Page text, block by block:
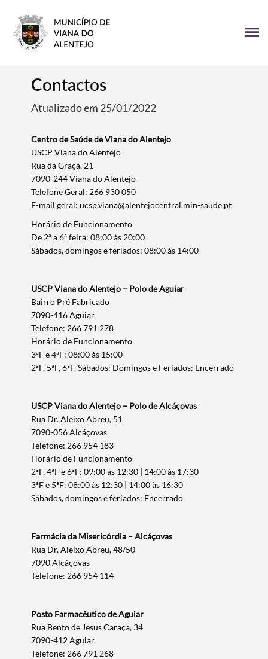
Termo de Pesquisa
Contactos
Atualizado em 25/01/2022
Centro de Saúde de Viana do Alentejo
USCP Viana do Alentejo
Rua da Graça, 21
7090-244 Viana do Alentejo
Telefone Geral: 266 930 050
E-mail geral: ucsp.viana@alentejocentral.min-saude.pt
Horário de Funcionamento
De 2ª a 6ª feira: 08:00 às 20:00
Sábados, domingos e feriados: 08:00 às 14:00
USCP Viana do Alentejo – Polo de Aguiar
Bairro Pré Fabricado
7090-416 Aguiar
Telefone: 266 791 278
Horário de Funcionamento
3ªF e 4ªF: 08:00 às 15:00
2ªF, 5ªF, 6ªF, Sábados: Domingos e Feriados: Encerrado
USCP Viana do Alentejo – Polo de Alcáçovas
Rua Dr. Aleixo Abreu, 51
7090-056 Alcáçovas
Telefone: 266 954 183
Horário de Funcionamento
2ªF, 4ªF e 6ªF: 09:00 às 12:30 | 14:00 às 17:30
3ªF e 5ªF: 08:00 às 12:30 | 14:00 às 16:30
Sábados, domingos e feriados: Encerrado
Farmácia da Misericórdia – Alcáçovas
Rua Dr. Aleixo Abreu, 48/50
7090 Alcáçovas
Telefone: 266 954 114
Posto Farmacêutico de Aguiar
Rua Bento de Jesus Caraça, 34
7090-412 Aguiar
Telefone: 266 791 268